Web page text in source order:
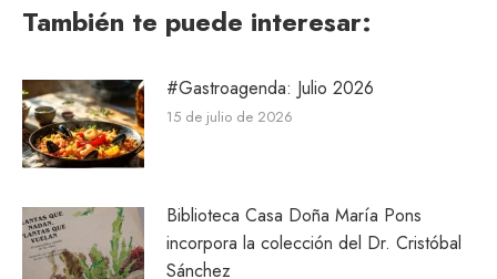
También te puede interesar:
#Gastroagenda: Julio 2026
15 de julio de 2026
Biblioteca Casa Doña María Pons
incorpora la colección del Dr. Cristóbal
Sánchez